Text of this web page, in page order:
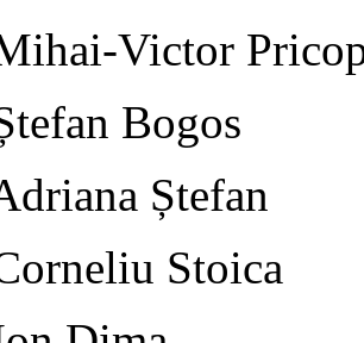
Victor
Bogos
Ștefan
Stoica